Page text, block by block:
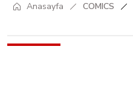
Anasayfa COMICS